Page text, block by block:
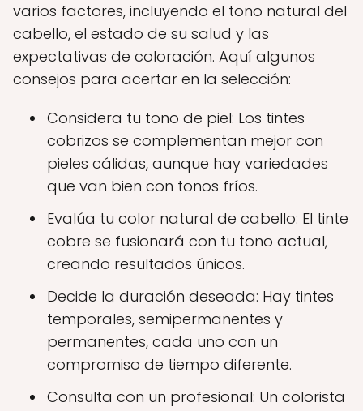
varios factores, incluyendo el tono natural del
cabello, el estado de su salud y las
expectativas de coloración. Aquí algunos
consejos para acertar en la selección:
Considera tu tono de piel: Los tintes
cobrizos se complementan mejor con
pieles cálidas, aunque hay variedades
que van bien con tonos fríos.
Evalúa tu color natural de cabello: El tinte
cobre se fusionará con tu tono actual,
creando resultados únicos.
Decide la duración deseada: Hay tintes
temporales, semipermanentes y
permanentes, cada uno con un
compromiso de tiempo diferente.
Consulta con un profesional: Un colorista